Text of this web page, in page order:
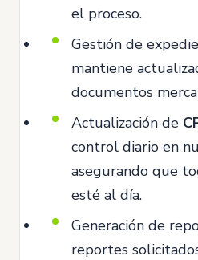
el proceso.
Gestión de
mantiene
documentos
Actualización de
control diario en
asegurando que
esté al día.
Generación de
reportes